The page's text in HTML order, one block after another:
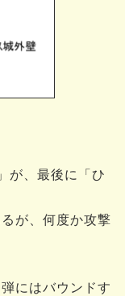
が、最後に「ひ
が、何度か攻撃
にはバウンドす